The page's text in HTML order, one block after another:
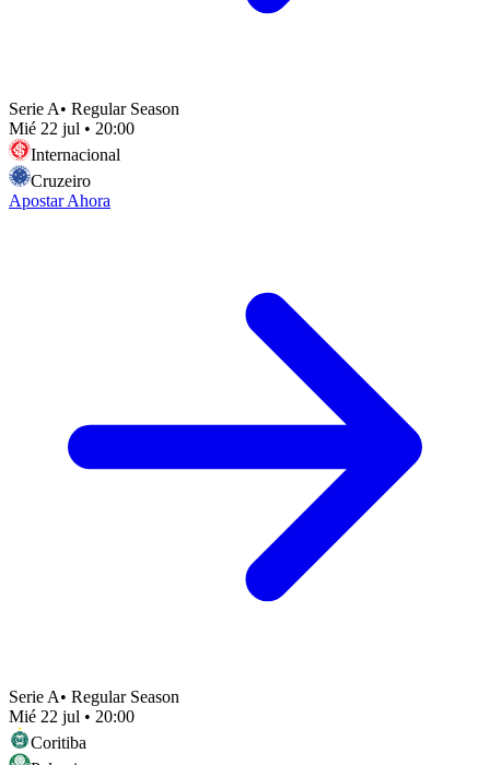
Serie A• Regular Season
Mié 22 jul • 20:00
Internacional
Cruzeiro
Apostar Ahora
Serie A• Regular Season
Mié 22 jul • 20:00
Coritiba